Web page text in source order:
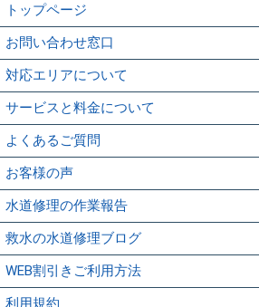
トップページ
お問い合わせ窓口
対応エリアについて
サービスと料金について
よくあるご質問
お客様の声
水道修理の作業報告
救水の水道修理ブログ
WEB割引きご利用方法
利用規約